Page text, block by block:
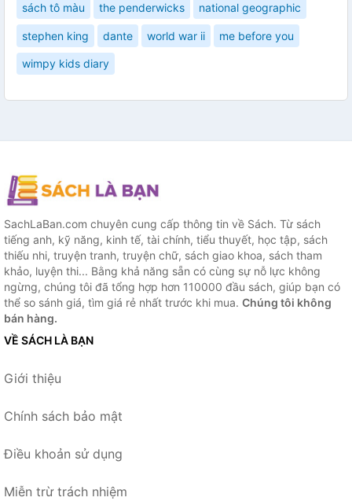
sách tô màu the penderwicks national geographic
stephen king dante world war ii me before you
wimpy kids diary
SachLaBan.com chuyên cung cấp thông tin về Sách. Từ sách
tiếng anh, kỹ năng, kinh tế, tài chính, tiểu thuyết, học tập, sách
thiếu nhi, truyện tranh, truyện chữ, sách giao khoa, sách tham
khảo, luyện thi... Bằng khả năng sẵn có cùng sự nỗ lực không
ngừng, chúng tôi đã tổng hợp hơn 110000 đầu sách, giúp bạn có
thể so sánh giá, tìm giá rẻ nhất trước khi mua. Chúng tôi không
bán hàng.
VỀ SÁCH LÀ BẠN
Giới thiệu
Chính sách bảo mật
Điều khoản sử dụng
Miễn trừ trách nhiệm